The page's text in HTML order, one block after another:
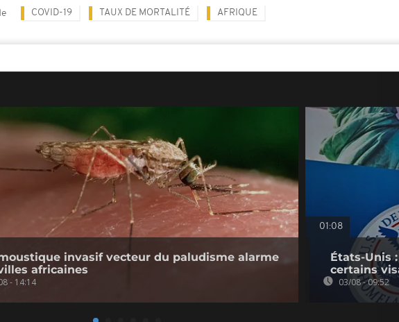
COVID-19 TAUX DE MORTALITÉ AFRIQUE
invasif vecteur du paludisme alarme
africaines
- 14:14
01:08
États-Unis
certains
03/08 - 09:52